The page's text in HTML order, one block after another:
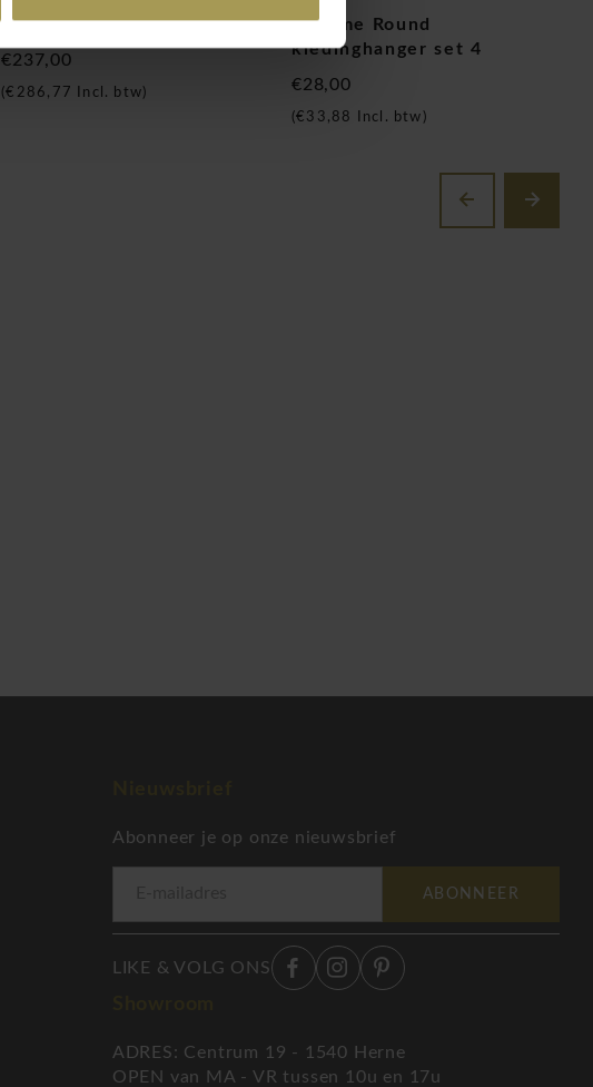
Hangon double 4 wandhaak
€237,00
(€286,77 Incl. btw)
Chrome Round
kledinghanger set 4
€28,00
(€33,88 Incl. btw)
Abonneer je op onze nieuwsbrief
ABONNEER
LIKE & VOLG ONS
ADRES: Centrum 19 - 1540 Herne
OPEN van MA - VR tussen 10u en 17u